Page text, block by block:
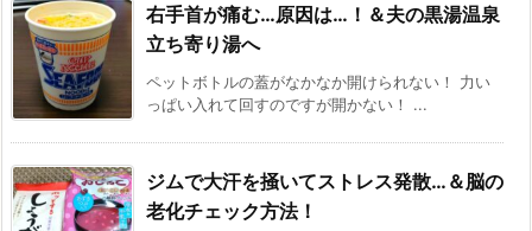
右手首が痛む…原因は…！＆夫の黒湯温泉
立ち寄り湯へ
ペットボトルの蓋がなかなか開けられない！ 力い
っぱい入れて回すのですが開かない！ ...
ジムで大汗を掻いてストレス発散…＆脳の
老化チェック方法！